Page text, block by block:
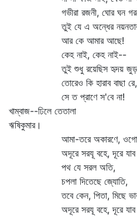
গভীরা রজনী, ঘোর ঘন
তুই যে এ অন্ধের
আর কে আমার আছে!
কেহ নাই, কেহ নাই--
তুই শুধু রয়েছিস হৃদয়
তোরেও কি হারাব বাছা রে,
সে ত প্রাণে স'বে না!
খাম্বাজ--ঢিলে তেতালা
ঋষিকুমার।
আমা-তরে অকারণে, ওগো
অদূরে সরযূ বহে, দূরে যাব
পথ যে সরল অতি,
চপলা দিতেছে জ্যোতি,
তবে কেন, পিতা, মিছে
অদূরে সরযূ বহে, দূরে যাব